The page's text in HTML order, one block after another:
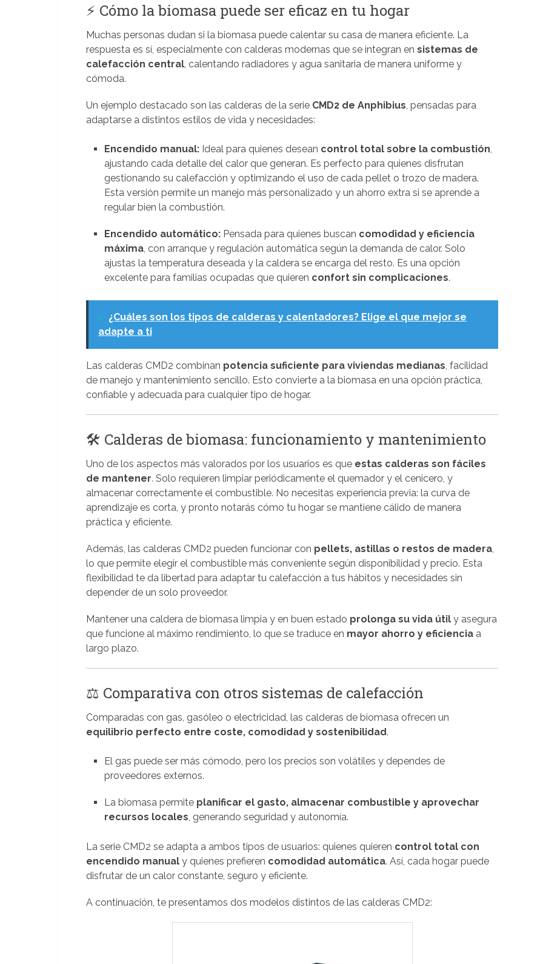
⚡ Cómo la biomasa puede ser eficaz en tu hogar
Muchas personas dudan si la biomasa puede calentar su casa de manera eficiente. La
respuesta es sí, especialmente con calderas modernas que se integran en sistemas de
calefacción central, calentando radiadores y agua sanitaria de manera uniforme y
cómoda.
Un ejemplo destacado son las calderas de la serie CMD2 de Anphibius, pensadas para
adaptarse a distintos estilos de vida y necesidades:
Encendido manual: Ideal para quienes desean control total sobre la combustión,
ajustando cada detalle del calor que generan. Es perfecto para quienes disfrutan
gestionando su calefacción y optimizando el uso de cada pellet o trozo de madera.
Esta versión permite un manejo más personalizado y un ahorro extra si se aprende a
regular bien la combustión.
Encendido automático: Pensada para quienes buscan comodidad y eficiencia
máxima, con arranque y regulación automática según la demanda de calor. Solo
ajustas la temperatura deseada y la caldera se encarga del resto. Es una opción
excelente para familias ocupadas que quieren confort sin complicaciones.
> ¿Cuáles son los tipos de calderas y calentadores? Elige el que mejor se
adapte a ti
Las calderas CMD2 combinan potencia suficiente para viviendas medianas, facilidad
de manejo y mantenimiento sencillo. Esto convierte a la biomasa en una opción práctica,
confiable y adecuada para cualquier tipo de hogar.
🛠️ Calderas de biomasa: funcionamiento y mantenimiento
Uno de los aspectos más valorados por los usuarios es que estas calderas son fáciles
de mantener. Solo requieren limpiar periódicamente el quemador y el cenicero, y
almacenar correctamente el combustible. No necesitas experiencia previa: la curva de
aprendizaje es corta, y pronto notarás cómo tu hogar se mantiene cálido de manera
práctica y eficiente.
Además, las calderas CMD2 pueden funcionar con pellets, astillas o restos de madera,
lo que permite elegir el combustible más conveniente según disponibilidad y precio. Esta
flexibilidad te da libertad para adaptar tu calefacción a tus hábitos y necesidades sin
depender de un solo proveedor.
Mantener una caldera de biomasa limpia y en buen estado prolonga su vida útil y asegura
que funcione al máximo rendimiento, lo que se traduce en mayor ahorro y eficiencia a
largo plazo.
⚖️ Comparativa con otros sistemas de calefacción
Comparadas con gas, gasóleo o electricidad, las calderas de biomasa ofrecen un
equilibrio perfecto entre coste, comodidad y sostenibilidad.
El gas puede ser más cómodo, pero los precios son volátiles y dependes de
proveedores externos.
La biomasa permite planificar el gasto, almacenar combustible y aprovechar
recursos locales, generando seguridad y autonomía.
La serie CMD2 se adapta a ambos tipos de usuarios: quienes quieren control total con
encendido manual y quienes prefieren comodidad automática. Así, cada hogar puede
disfrutar de un calor constante, seguro y eficiente.
A continuación, te presentamos dos modelos distintos de las calderas CMD2: